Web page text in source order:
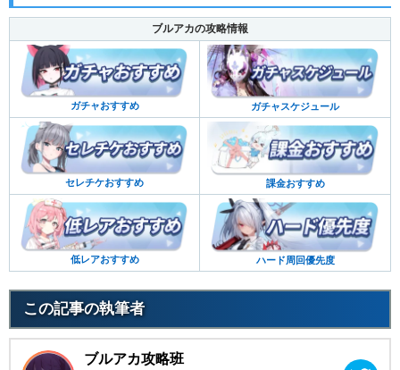
ブルアカの攻略情報
ガチャおすすめ ガチャスケジュール
セレチケおすすめ 課金おすすめ
低レアおすすめ ハード周回優先度
この記事の執筆者
ブルアカ攻略班